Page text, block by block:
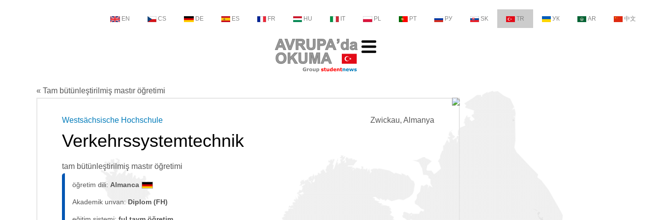
EN CS DE ES FR HU IT PL PT РУ SK TR УК AR 中文
« Tam bütünleştirilmiş mastır öğretimi
Zwickau, Almanya
Westsächsische Hochschule
Verkehrssystemtechnik
tam bütünleştirilmiş mastır öğretimi
öğretim dili: Almanca
Akademik unvan: Diplom (FH)